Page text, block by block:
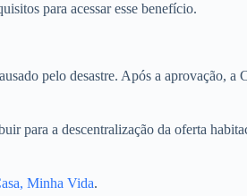
para acessar esse benefício.
pelo desastre. Após a aprovação,
para a descentralização da oferta
Minha Vida.